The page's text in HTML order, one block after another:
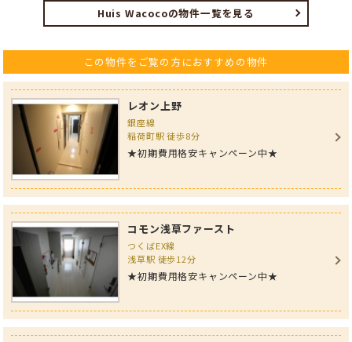
Huis Wacocoの物件一覧を見る
この物件をご覧の方におすすめの物件
レオン上野
銀座線
稲荷町駅 徒歩8分
★初期費用格安キャンペーン中★
コモン浅草ファースト
つくばEX線
浅草駅 徒歩12分
★初期費用格安キャンペーン中★